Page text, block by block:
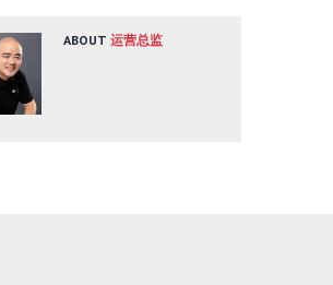
ABOUT运营总监